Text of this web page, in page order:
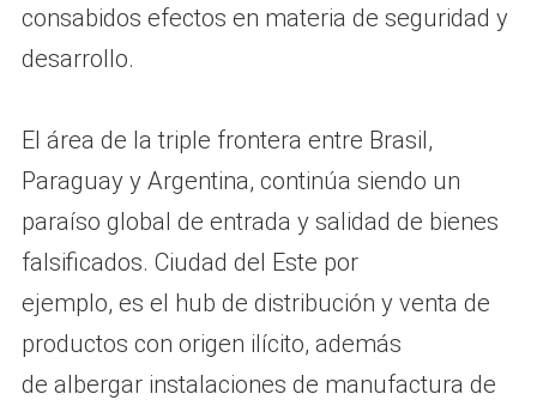
consabidos efectos en materia de seguridad y
desarrollo.
El área de la triple frontera entre Brasil,
Paraguay y Argentina, continúa siendo un
paraíso global de entrada y salidad de bienes
falsificados. Ciudad del Este por
ejemplo, es el hub de distribución y venta de
productos con origen ilícito, además
de albergar instalaciones de manufactura de